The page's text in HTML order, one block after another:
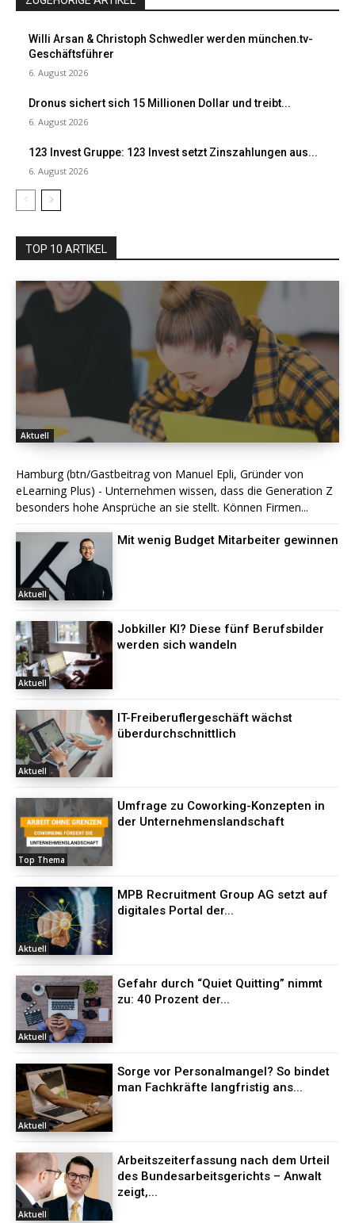
Willi Arsan & Christoph Schwedler werden münchen.tv-
Geschäftsführer
6. August 2026
Dronus sichert sich 15 Millionen Dollar und treibt...
6. August 2026
123 Invest Gruppe: 123 Invest setzt Zinszahlungen aus...
6. August 2026
TOP 10 ARTIKEL
Aktuell
Hamburg (btn/Gastbeitrag von Manuel Epli, Gründer von
eLearning Plus) - Unternehmen wissen, dass die Generation Z
besonders hohe Ansprüche an sie stellt. Können Firmen...
Aktuell
Mit wenig Budget Mitarbeiter gewinnen
Aktuell
Jobkiller KI? Diese fünf Berufsbilder
werden sich wandeln
Aktuell
IT-Freiberuflergeschäft wächst
überdurchschnittlich
Top Thema
Umfrage zu Coworking-Konzepten in
der Unternehmenslandschaft
Aktuell
MPB Recruitment Group AG setzt auf
digitales Portal der...
Aktuell
Gefahr durch “Quiet Quitting” nimmt
zu: 40 Prozent der...
Aktuell
Sorge vor Personalmangel? So bindet
man Fachkräfte langfristig ans...
Aktuell
Arbeitszeiterfassung nach dem Urteil
des Bundesarbeitsgerichts – Anwalt
zeigt,...